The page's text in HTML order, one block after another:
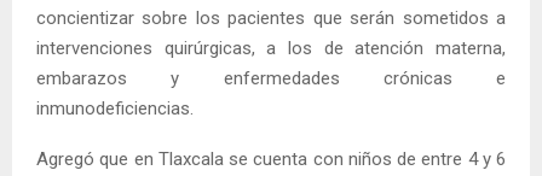
concientizar sobre los pacientes que serán sometidos a
intervenciones quirúrgicas, a los de atención materna,
embarazos y enfermedades crónicas e
inmunodeficiencias.
Agregó que en Tlaxcala se cuenta con niños de entre 4 y 6